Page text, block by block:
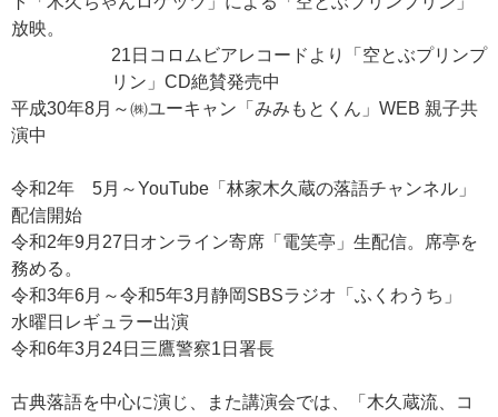
放映。
21日コロムビアレコードより「空とぶプリンプ
リン」CD絶賛発売中
平成30年8月～㈱ユーキャン「みみもとくん」WEB 親子共
演中
令和2年 5月～YouTube「林家木久蔵の落語チャンネル」
配信開始
令和2年9月27日オンライン寄席「電笑亭」生配信。席亭を
務める。
令和3年6月～令和5年3月静岡SBSラジオ「ふくわうち」
水曜日レギュラー出演
令和6年3月24日三鷹警察1日署長
古典落語を中心に演じ、また講演会では、「木久蔵流、コ